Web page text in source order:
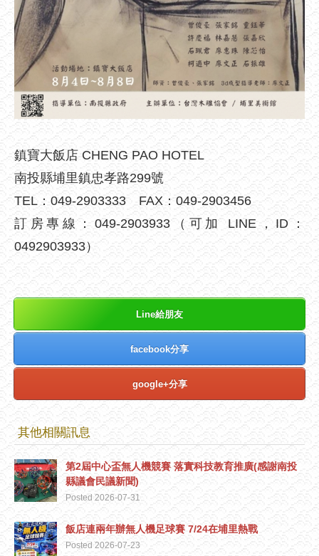
鎮寶大飯店 CHENG PAO HOTEL
南投縣埔里鎮忠孝路299號
TEL：049-2903333 FAX：049-2903456
訂房專線：049-2903933（可加 LINE，ID：
0492903933）
Line給朋友
facebook分享
google+分享
其他相關訊息
第2屆中心盃無人機競賽 落實科技教育推廣(感謝南投
縣議會民議新聞)
Posted 2026-07-31
飯店連兩年辦無人機足球賽 7/24在埔里熱戰
Posted 2026-07-23